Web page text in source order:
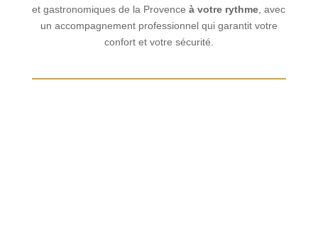
et gastronomiques de la Provenceà votre rythme, avec
un accompagnement professionnel qui garantit votre
confort et votre sécurité.